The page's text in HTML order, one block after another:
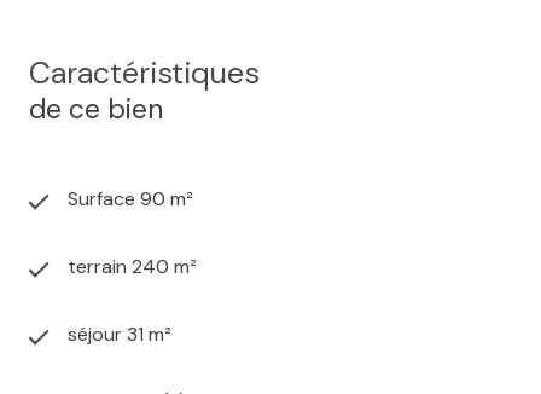
Caractéristiques
de ce bien
Surface 90 m²
terrain 240 m²
séjour 31 m²